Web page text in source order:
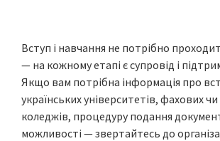
Вступ і навчання не потрібно
— на кожному етапі є супровід і
Якщо вам потрібна інформація про
українських університетів, фахових
коледжів, процедуру подання
можливості — звертайтесь до